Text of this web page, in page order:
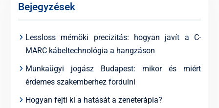
Bejegyzések
Lessloss mérnöki precizitás: hogyan javít a C-
MARC kábeltechnológia a hangzáson
Munkaügyi jogász Budapest: mikor és miért
érdemes szakemberhez fordulni
Hogyan fejti ki a hatását a zeneterápia?